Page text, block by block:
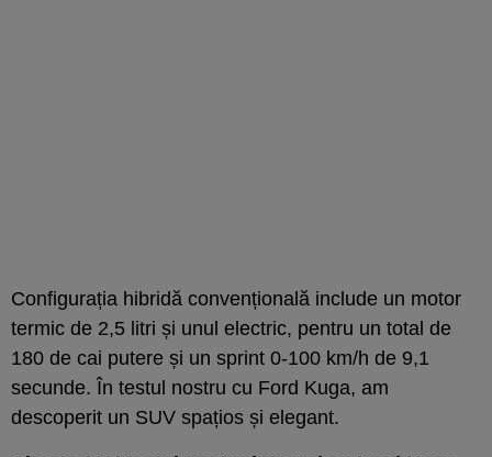
Configurația hibridă convențională include un motor
termic de 2,5 litri și unul electric, pentru un total de
180 de cai putere și un sprint 0-100 km/h de 9,1
secunde. În testul nostru cu Ford Kuga, am
descoperit un SUV spațios și elegant.